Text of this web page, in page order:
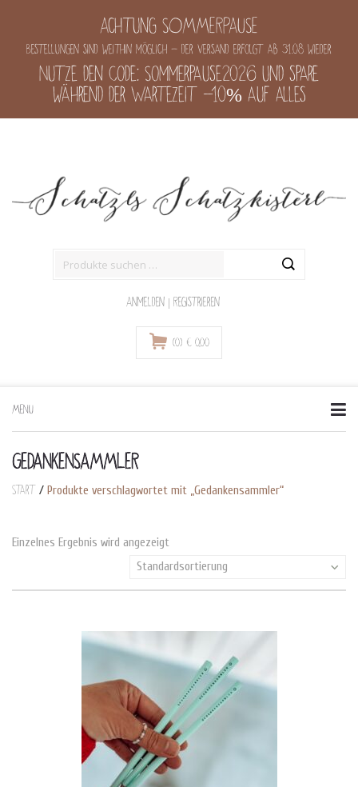
Achtung SOMMERPAUSE
Bestellungen sind weithin möglich - der Versand erfolgt ab 31.08 wieder
Nutze den Code: Sommerpause2026 und spare
während der Wartezeit -10% auf alles
Anmelden | Registrieren
(0) € 0,00
MENU
to
GEDANKENSAMMLER
Start / Produkte verschlagwortet mit „Gedankensammler“
Einzelnes Ergebnis wird angezeigt
Standardsortierung